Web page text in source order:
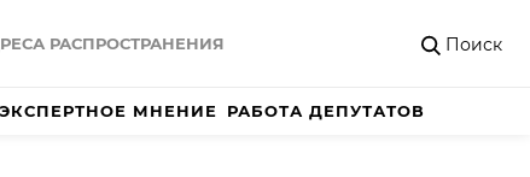
РАСПРОСТРАНЕНИЯ Поиск
ЭКСПЕРТНОЕ МНЕНИЕ РАБОТА ДЕПУТАТОВ